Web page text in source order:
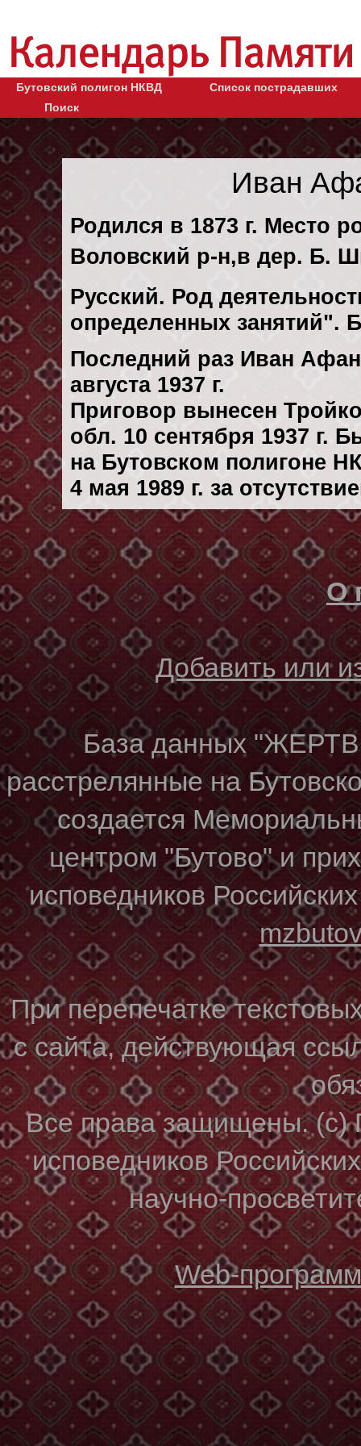
Бутовский полигон НКВД
Список пострадавших
Поиск
Иван
Родился в 1873 г. Место
Воловский р-н,в дер. Б.
Русский. Род
определенных занятий".
Последний раз Иван
августа 1937 г.
Приговор вынесен
обл. 10 сентября 1937 г.
на Бутовском полигоне
4 мая 1989 г. за
О
Добавить или
База данных
расстрелянные на
создается
центром "Бутово" и
исповедников
При перепечатке
с сайта, действующая
Все права защищены. (с)
исповедников
научно-
Web-